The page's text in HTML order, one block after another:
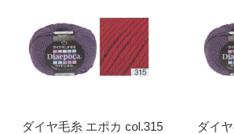
ダイヤ毛糸 エポカ col.315
ダイ